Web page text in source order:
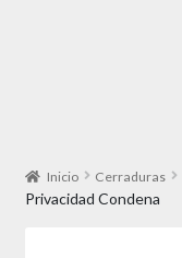
Inicio Cerraduras
Privacidad Condena